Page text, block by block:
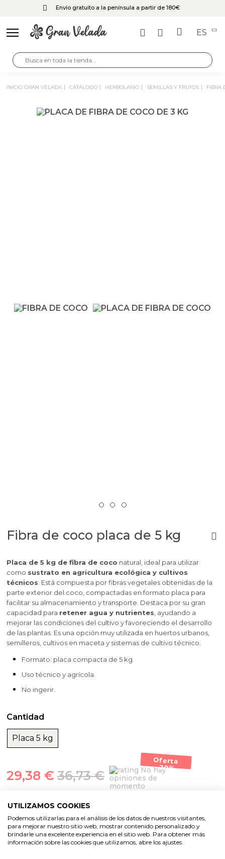
Envío gratuito a la península a partir de 180€
ES
INICIO GRAN VELADA CATÁLOGO HERBOLARIO SEMILLAS Y FRUTOS
Fibra de coco placa de 5 kg
Placa de 5 kg de fibra de coco natural, ideal para utilizar
como sustrato en agricultura ecológica y cultivos
técnicos . Está compuesta por fibras vegetales obtenidas de la
parte exterior del coco, compactadas en formato placa para
facilitar su almacenamiento y transporte. Destaca por su gran
capacidad para retener agua y nutrientes , ayudando a
mejorar las condiciones del cultivo y favoreciendo el desarrollo
de las plantas. Es una opción muy utilizada en huertos urbanos,
semilleros, cultivos en maceta y sistemas de cultivo técnico.
Formato: placa compacta de 5 kg.
Uso técnico y agrícola.
No ingerir.
Cantidad
Placa 5 kg
Oferta
-20%
36,73 €
29,38 €
No hay
opiniones de
momento
AÑADIR AL CARRITO
UTILIZAMOS COOKIES
Podemos utilizarlas para el análisis de los datos de nuestros visitantes,
para mejorar nuestro sitio web, mostrar contenido personalizado y
brindarle una excelente experiencia en el sitio web. Para obtener más
información sobre las cookies que utilizamos, abre los ajustes.